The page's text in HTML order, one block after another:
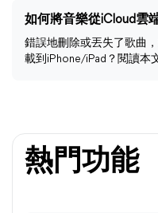
如何將音樂從iCloud雲
錯誤地刪除或丟失了歌曲
載到iPhone/iPad？閱讀本
熱門功能